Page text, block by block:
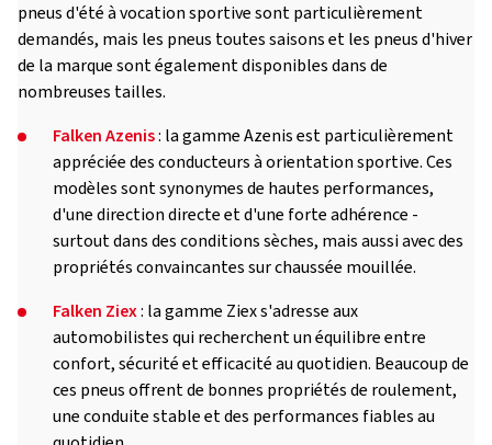
pneus d'été à vocation sportive sont particulièrement
demandés, mais les pneus toutes saisons et les pneus d'hiver
de la marque sont également disponibles dans de
nombreuses tailles.
Falken Azenis: la gamme Azenis est particulièrement
appréciée des conducteurs à orientation sportive. Ces
modèles sont synonymes de hautes performances,
d'une direction directe et d'une forte adhérence -
surtout dans des conditions sèches, mais aussi avec des
propriétés convaincantes sur chaussée mouillée.
Falken Ziex: la gamme Ziex s'adresse aux
automobilistes qui recherchent un équilibre entre
confort, sécurité et efficacité au quotidien. Beaucoup de
ces pneus offrent de bonnes propriétés de roulement,
une conduite stable et des performances fiables au